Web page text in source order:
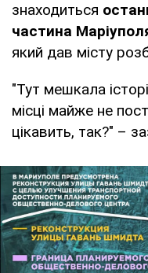
знаходиться
частина
який дав місту
"Тут мешкала
місці майже не
цікавить, так?" –